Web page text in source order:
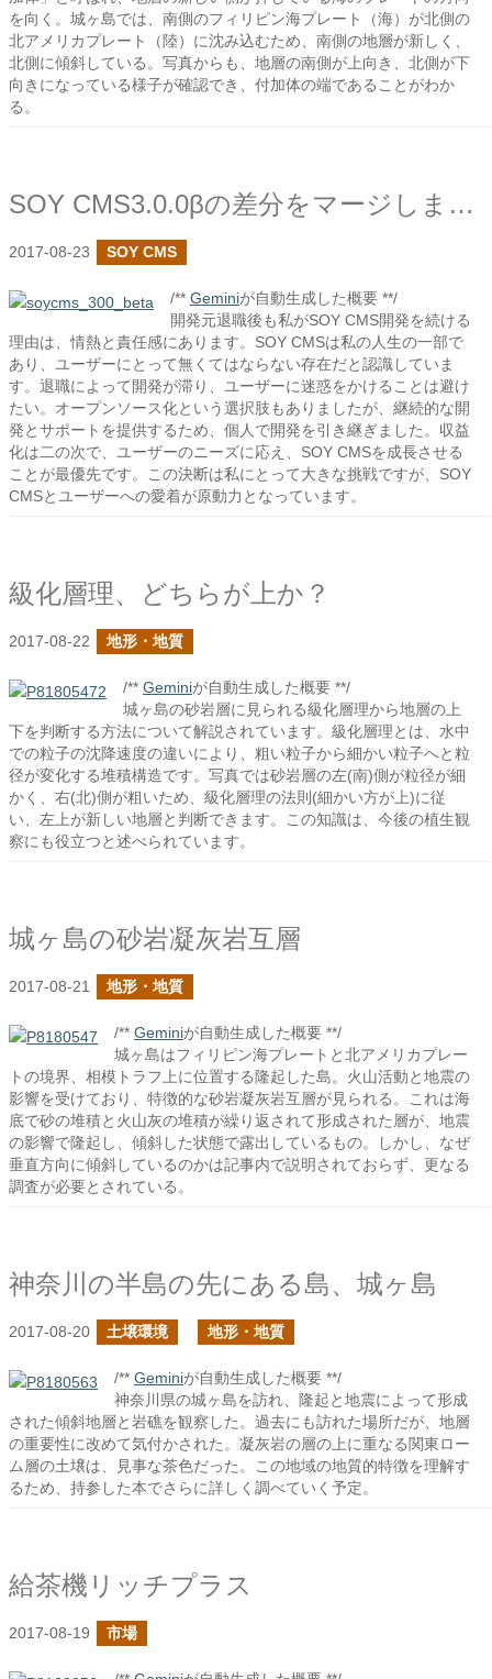
を向く。城ヶ島では、南側のフィリピン海プレート（海）が北側の
北アメリカプレート（陸）に沈み込むため、南側の地層が新しく、
北側に傾斜している。写真からも、地層の南側が上向き、北側が下
向きになっている様子が確認でき、付加体の端であることがわか
る。
SOY CMS3.0.0βの差分をマージしました
2017-08-23 SOY CMS
/** Geminiが自動生成した概要 **/
開発元退職後も私がSOY CMS開発を続ける
理由は、情熱と責任感にあります。SOY CMSは私の人生の一部で
あり、ユーザーにとって無くてはならない存在だと認識していま
す。退職によって開発が滞り、ユーザーに迷惑をかけることは避け
たい。オープンソース化という選択肢もありましたが、継続的な開
発とサポートを提供するため、個人で開発を引き継ぎました。収益
化は二の次で、ユーザーのニーズに応え、SOY CMSを成長させる
ことが最優先です。この決断は私にとって大きな挑戦ですが、SOY
CMSとユーザーへの愛着が原動力となっています。
級化層理、どちらが上か？
2017-08-22 地形・地質
/** Geminiが自動生成した概要 **/
城ヶ島の砂岩層に見られる級化層理から地層の上
下を判断する方法について解説されています。級化層理とは、水中
での粒子の沈降速度の違いにより、粗い粒子から細かい粒子へと粒
径が変化する堆積構造です。写真では砂岩層の左(南)側が粒径が細
かく、右(北)側が粗いため、級化層理の法則(細かい方が上)に従
い、左上が新しい地層と判断できます。この知識は、今後の植生観
察にも役立つと述べられています。
城ヶ島の砂岩凝灰岩互層
2017-08-21 地形・地質
/** Geminiが自動生成した概要 **/
城ヶ島はフィリピン海プレートと北アメリカプレー
トの境界、相模トラフ上に位置する隆起した島。火山活動と地震の
影響を受けており、特徴的な砂岩凝灰岩互層が見られる。これは海
底で砂の堆積と火山灰の堆積が繰り返されて形成された層が、地震
の影響で隆起し、傾斜した状態で露出しているもの。しかし、なぜ
垂直方向に傾斜しているのかは記事内で説明されておらず、更なる
調査が必要とされている。
神奈川の半島の先にある島、城ヶ島
2017-08-20 土壌環境 地形・地質
/** Geminiが自動生成した概要 **/
神奈川県の城ヶ島を訪れ、隆起と地震によって形成
された傾斜地層と岩礁を観察した。過去にも訪れた場所だが、地層
の重要性に改めて気付かされた。凝灰岩の層の上に重なる関東ロー
ム層の土壌は、見事な茶色だった。この地域の地質的特徴を理解す
るため、持参した本でさらに詳しく調べていく予定。
給茶機リッチプラス
2017-08-19 市場